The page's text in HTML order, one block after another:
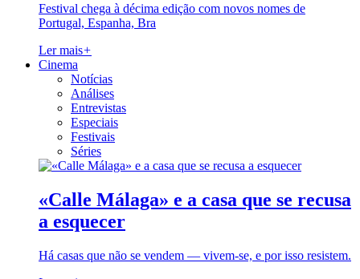
Festival chega à décima edição com novos nomes de
Portugal, Espanha, Bra
Ler mais+
Cinema
Notícias
Análises
Entrevistas
Especiais
Festivais
Séries
«Calle Málaga» e a casa que se recusa
a esquecer
Há casas que não se vendem — vivem-se, e por isso resistem.